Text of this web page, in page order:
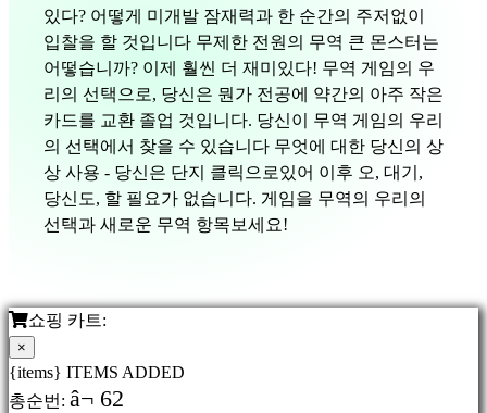
있다? 어떻게 미개발 잠재력과 한 순간의 주저없이
입찰을 할 것입니다 무제한 전원의 무역 큰 몬스터는
어떻습니까? 이제 훨씬 더 재미있다! 무역 게임의 우
리의 선택으로, 당신은 뭔가 전공에 약간의 아주 작은
카드를 교환 졸업 것입니다. 당신이 무역 게임의 우리
의 선택에서 찾을 수 있습니다 무엇에 대한 당신의 상
상 사용 - 당신은 단지 클릭으로있어 이후 오, 대기,
당신도, 할 필요가 없습니다. 게임을 무역의 우리의
선택과 새로운 무역 항목보세요!
쇼핑 카트:
×
{items} ITEMS ADDED
총순번: â¬ 62